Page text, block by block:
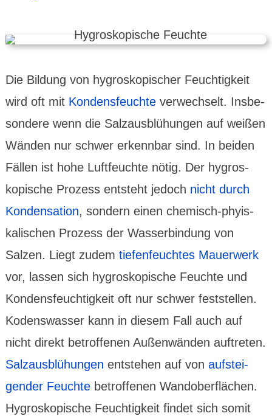
Die Bildung von hygros­kopischer Feuchtig­keit
wird oft mit Kondens­feuchteverwechselt. Insbe­
sondere wenn die Salz­aus­blü­hungen auf weißen
Wänden nur schwer erkennbar sind. In beiden
Fällen ist hohe Luft­feuchte nötig. Der hygros­
kopische Prozess entsteht jedoch nicht durch
Konden­sation, sondern einen chemisch-phyis­
kali­schen Prozess der Wasser­bindung von
Salzen. Liegt zudem tiefen­feuchtes Mauer­werk
vor, lassen sich hygros­kopische Feuchte und
Kondens­feuch­tig­keit oft nur schwer fest­stellen.
Kodens­wasser kann in diesem Fall auch auf
nicht direkt betrof­fenen Außen­wänden auf­treten.
Salz­aus­blühungen ent­stehen auf von aufstei­
gender Feuchtebetrof­fenen Wand­ober­flächen.
Hygros­kopische Feuchtig­keit findet sich somit